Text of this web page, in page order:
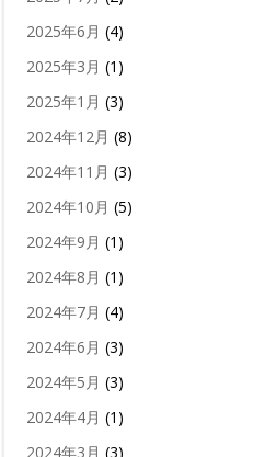
2025年6月 (4)
2025年3月 (1)
2025年1月 (3)
2024年12月 (8)
2024年11月 (3)
2024年10月 (5)
2024年9月 (1)
2024年8月 (1)
2024年7月 (4)
2024年6月 (3)
2024年5月 (3)
2024年4月 (1)
2024年3月 (3)